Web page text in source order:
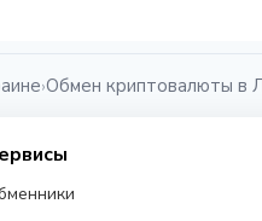
›Обмен криптовалюты в